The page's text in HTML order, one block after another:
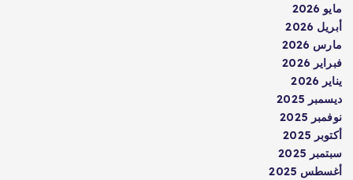
مايو 2026
أبريل 2026
مارس 2026
فبراير 2026
يناير 2026
ديسمبر 2025
نوفمبر 2025
أكتوبر 2025
سبتمبر 2025
أغسطس 2025